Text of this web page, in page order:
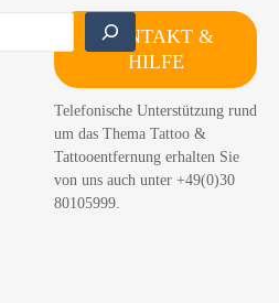
KONTAKT &
HILFE
Telefonische Unterstützung rund
um das Thema Tattoo &
Tattooentfernung erhalten Sie
von uns auch unter +49(0)30
80105999.